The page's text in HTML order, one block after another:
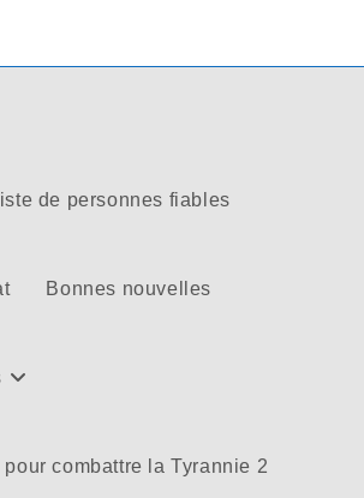
de personnes fiables
Bonnes nouvelles
combattre la Tyrannie 2